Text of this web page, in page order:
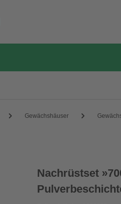
Gewächshäuser
Nachrüstset